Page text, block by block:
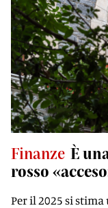
Finanze È
rosso
Per il 2025 si